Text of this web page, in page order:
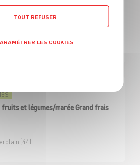
fruits et légumes/marée Grand frais
fruits et légumes/marée Grand frais
(44)
TOUT REFUSER
LES COOKIES